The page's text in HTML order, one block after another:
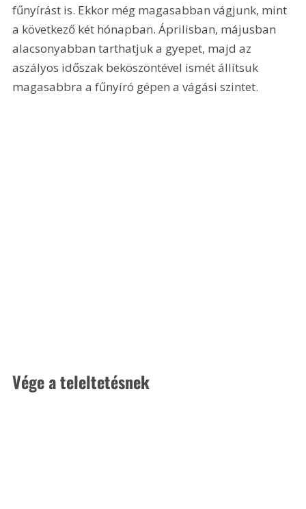
fűnyírást is. Ekkor még magasabban vágjunk, mint
a következő két hónapban. Áprilisban, májusban
alacsonyabban tarthatjuk a gyepet, majd az
aszályos időszak beköszöntével ismét állítsuk
magasabbra a fűnyíró gépen a vágási szintet.
Vége a teleltetésnek